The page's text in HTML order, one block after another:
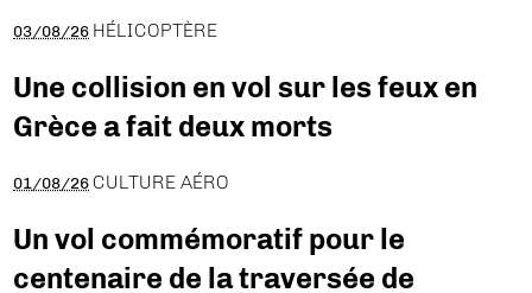
03/08/26 HÉLICOPTÈRE
Une collision en vol sur les feux en
Grèce a fait deux morts
01/08/26 CULTURE AÉRO
Un vol commémoratif pour le
centenaire de la traversée de